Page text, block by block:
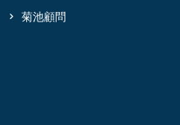
菊池顧問